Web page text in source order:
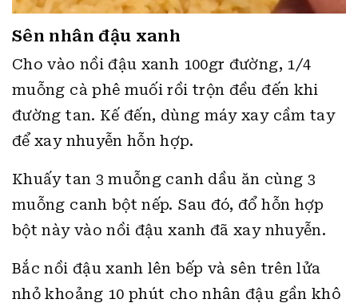
Sên nhân đậu xanh
Cho vào nồi đậu xanh 100gr đường, 1/4
muỗng cà phê muối rồi trộn đều đến khi
đường tan. Kế đến, dùng máy xay cầm tay
để xay nhuyễn hỗn hợp.
Khuấy tan 3 muỗng canh dầu ăn cùng 3
muỗng canh bột nếp. Sau đó, đổ hỗn hợp
bột này vào nồi đậu xanh đã xay nhuyễn.
Bắc nồi đậu xanh lên bếp và sên trên lửa
nhỏ khoảng 10 phút cho nhân đậu gần khô